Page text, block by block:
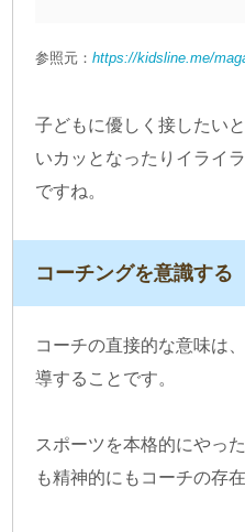
参照元：https://kidsline.me/
子どもに優しく接したい
いカッとなったりイライ
ですね。
コーチングを意識する
コーチの直接的な意味は
導することです。
スポーツを本格的にやっ
も精神的にもコーチの存